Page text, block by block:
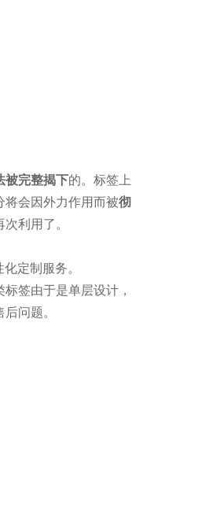
被完整揭下的。标签上
将会因外力作用而被彻
利用了。
定制服务。
标签由于是单层设计，
问题。